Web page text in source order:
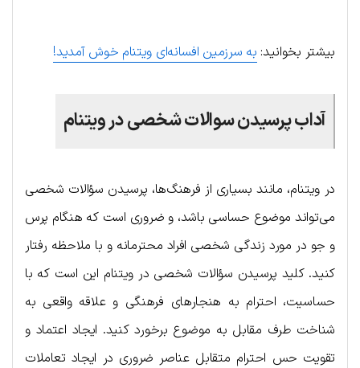
بیشتر بخوانید: به سرزمین افسانه‌ای ویتنام خوش آمدید!
آداب پرسیدن سوالات شخصی در ویتنام
در ویتنام، مانند بسیاری از فرهنگ‌ها، پرسیدن سؤالات شخصی
می‌تواند موضوع حساسی باشد، و ضروری است که هنگام پرس
و جو در مورد زندگی شخصی افراد محترمانه و با ملاحظه رفتار
کنید. کلید پرسیدن سؤالات شخصی در ویتنام این است که با
حساسیت، احترام به هنجارهای فرهنگی و علاقه واقعی به
شناخت طرف مقابل به موضوع برخورد کنید. ایجاد اعتماد و
تقویت حس احترام متقابل عناصر ضروری در ایجاد تعاملات